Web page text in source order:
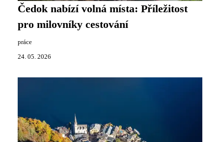
Čedok nabízí volná místa: Příležitost
pro milovníky cestování
práce
24. 05. 2026